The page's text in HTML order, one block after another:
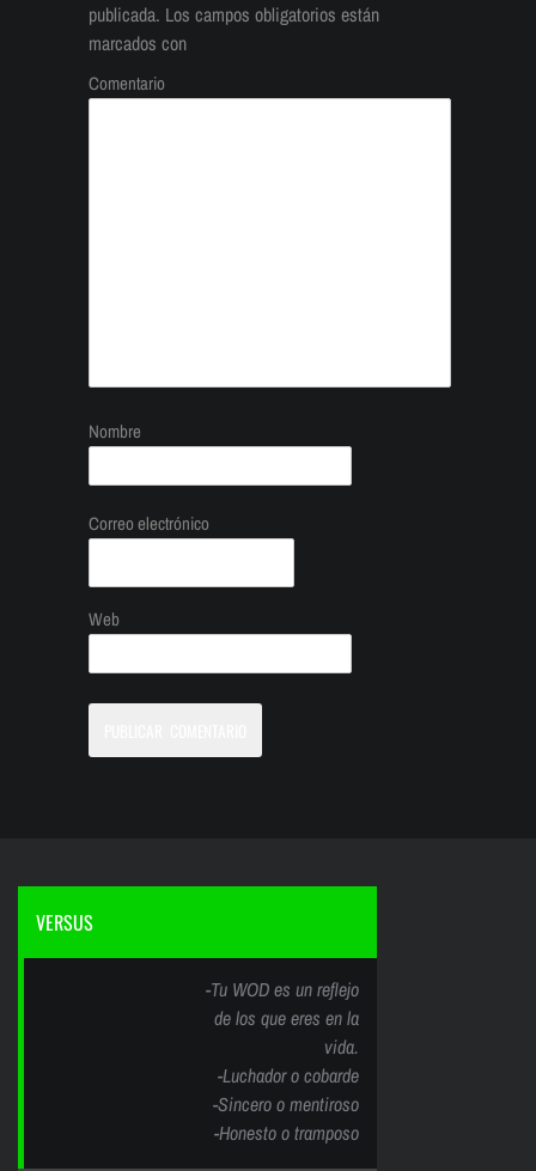
publicada. Los campos obligatorios están
marcados con
Comentario
Nombre
Correo electrónico
Web
VERSUS
-Tu WOD es un reflejo
de los que eres en la
vida.
-Luchador o cobarde
-Sincero o mentiroso
-Honesto o tramposo